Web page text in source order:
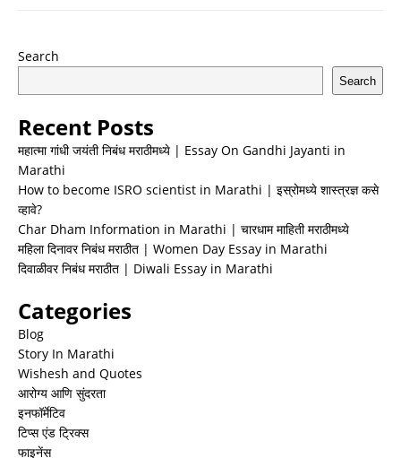
Search
Search
Recent Posts
महात्मा गांधी जयंती निबंध मराठीमध्ये | Essay On Gandhi Jayanti in
Marathi
How to become ISRO scientist in Marathi | इस्रोमध्ये शास्त्रज्ञ कसे
व्हावे?
Char Dham Information in Marathi | चारधाम माहिती मराठीमध्ये
महिला दिनावर निबंध मराठीत | Women Day Essay in Marathi
दिवाळीवर निबंध मराठीत | Diwali Essay in Marathi
Categories
Blog
Story In Marathi
Wishesh and Quotes
आरोग्य आणि सुंदरता
इनफॉर्मेटिव
टिप्स एंड ट्रिक्स
फाइनेंस